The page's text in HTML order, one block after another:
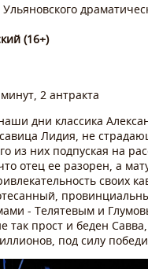
(16+)
2 антракта
дни классика
Лидия, не
из них подпуская на
отец ее разорен, а
своих
- Телятевым и
так прост и беден
под силу